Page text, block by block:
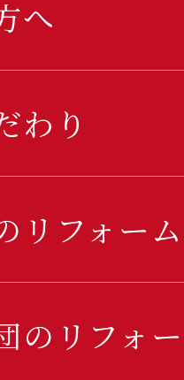
へ
わり
リフォーム
のリフォ